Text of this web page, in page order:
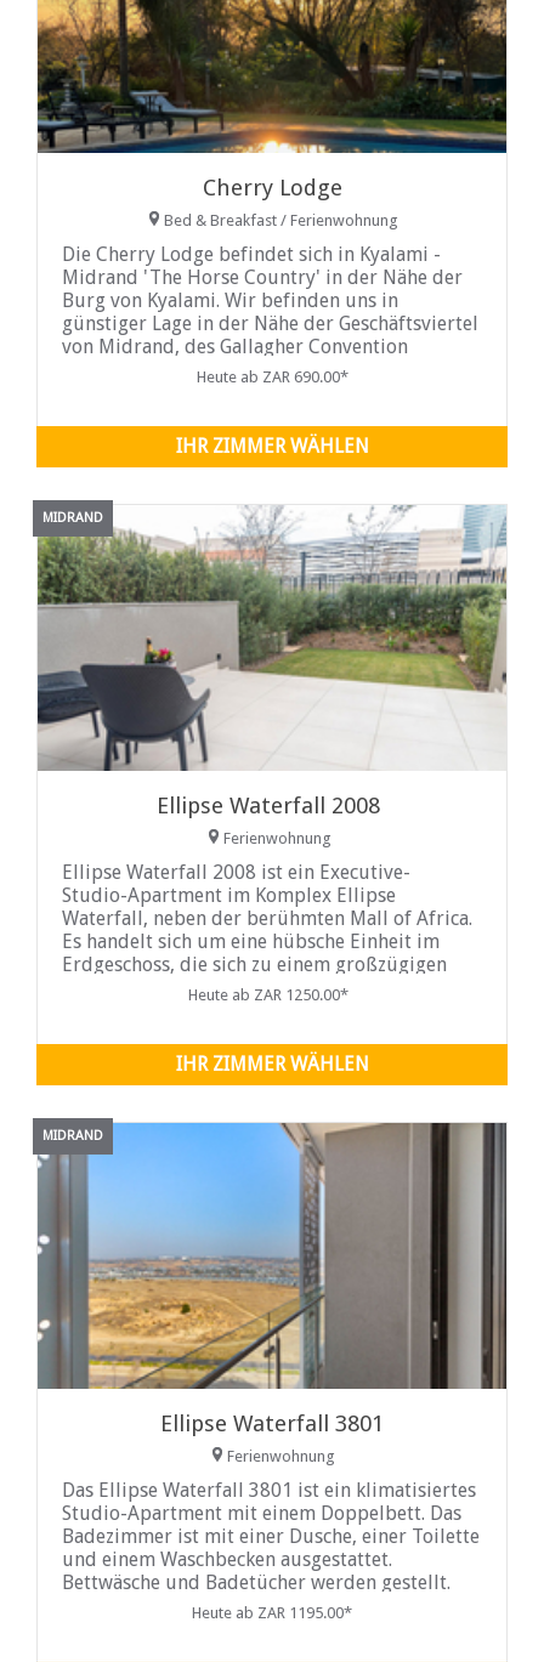
Cherry Lodge
Bed & Breakfast / Ferienwohnung
Die Cherry Lodge befindet sich in Kyalami -
Midrand 'The Horse Country' in der Nähe der
Burg von Kyalami. Wir befinden uns in
günstiger Lage in der Nähe der Geschäftsviertel
von Midrand, des Gallagher Convention
Centers, des Into WebHeute ab ZAR 690.00*
IHR ZIMMER WÄHLEN
MIDRAND
Ellipse Waterfall 2008
Ferienwohnung
Ellipse Waterfall 2008 ist ein Executive-
Studio-Apartment im Komplex Ellipse
Waterfall, neben der berühmten Mall of Africa.
Es handelt sich um eine hübsche Einheit im
Erdgeschoss, die sich zu einem großzügigen
Garten hin öffnet und das Wohnen im Innen-
Queensize-Bett ausgestattet und für
zusätzliche Gäste
Heute ab ZAR 1250.00*
IHR ZIMMER WÄHLEN
MIDRAND
Ellipse Waterfall 3801
Ferienwohnung
Das Ellipse Waterfall 3801 ist ein klimatisiertes
Studio-Apartment mit einem Doppelbett. Das
Badezimmer ist mit einer Dusche, einer Toilette
und einem Waschbecken ausgestattet.
Bettwäsche und Badetücher werden gestellt.
Die Küche ist für einen Selbstversorger-
Heute ab ZAR 1195.00*